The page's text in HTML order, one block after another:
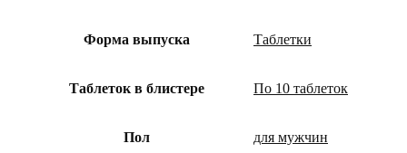
Форма выпуска Таблетки
Таблеток в блистере По 10 таблеток
Пол для мужчин